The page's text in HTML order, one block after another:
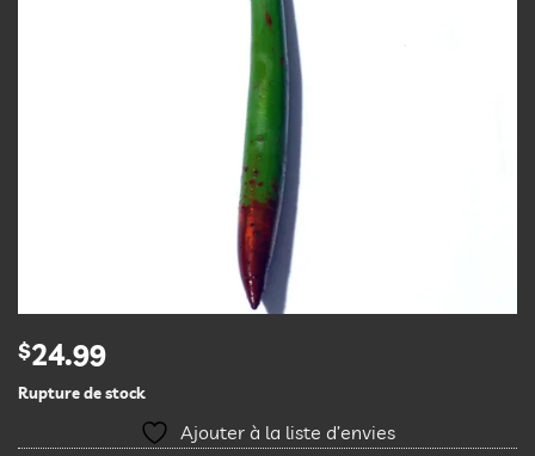
$24.99
Rupture de stock
Ajouter à la liste d’envies